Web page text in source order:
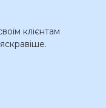
клієнтам